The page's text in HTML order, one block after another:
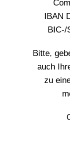
IBAN
BIC-/
Bitte,
auch
zu